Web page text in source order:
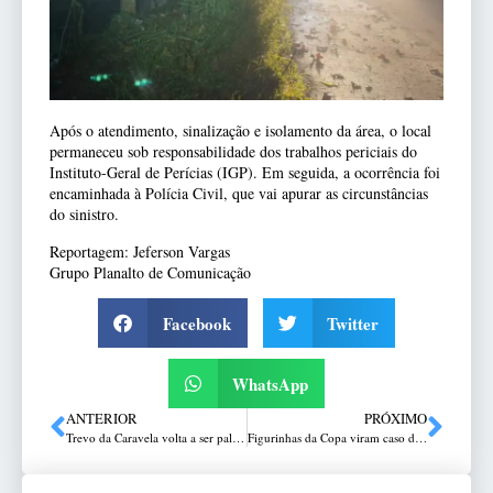
Após o atendimento, sinalização e isolamento da área, o local
permaneceu sob responsabilidade dos trabalhos periciais do
Instituto-Geral de Perícias (IGP). Em seguida, a ocorrência foi
encaminhada à Polícia Civil, que vai apurar as circunstâncias
do sinistro.
Reportagem: Jeferson Vargas
Grupo Planalto de Comunicação
Facebook Twitter
WhatsApp
ANTERIOR
Trevo da Caravela volta a ser palco de polêmica após acúmulo de resíduos registrado
PRÓXIMO
Figurinhas da Copa viram caso de polícia em Passo Fundo